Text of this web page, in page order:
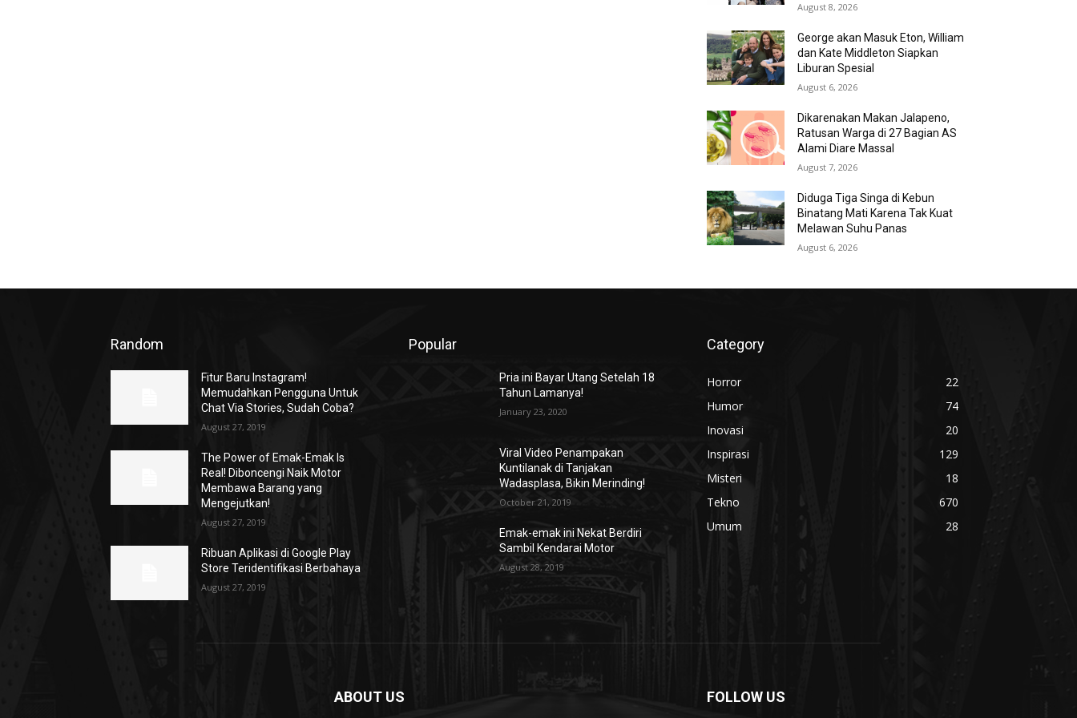
August 8, 2026
George akan Masuk Eton, William
dan Kate Middleton Siapkan
Liburan Spesial
August 6, 2026
Dikarenakan Makan Jalapeno,
Ratusan Warga di 27 Bagian AS
Alami Diare Massal
August 7, 2026
Diduga Tiga Singa di Kebun
Binatang Mati Karena Tak Kuat
Melawan Suhu Panas
August 6, 2026
Random
Fitur Baru Instagram!
Memudahkan Pengguna Untuk
Chat Via Stories, Sudah Coba?
August 27, 2019
The Power of Emak-Emak Is
Real! Diboncengi Naik Motor
Membawa Barang yang
Mengejutkan!
August 27, 2019
Ribuan Aplikasi di Google Play
Store Teridentifikasi Berbahaya
August 27, 2019
Popular
Pria ini Bayar Utang Setelah 18
Tahun Lamanya!
January 23, 2020
Viral Video Penampakan
Kuntilanak di Tanjakan
Wadasplasa, Bikin Merinding!
October 21, 2019
Emak-emak ini Nekat Berdiri
Sambil Kendarai Motor
August 28, 2019
Category
Horror
22
Humor
74
Inovasi
20
Inspirasi
129
Misteri
18
Tekno
670
Umum
28
ABOUT US FOLLOW US